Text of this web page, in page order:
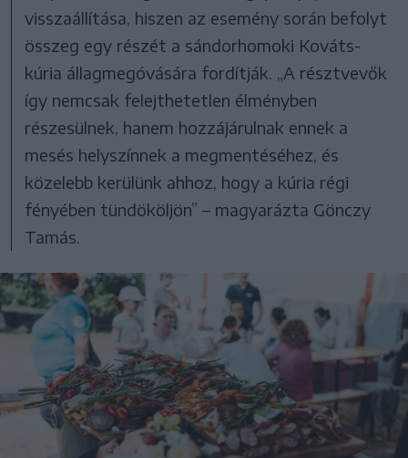
visszaállítása, hiszen az esemény során befolyt
összeg egy részét a sándorhomoki Kováts-
kúria állagmegóvására fordítják. „A résztvevők
így nemcsak felejthetetlen élményben
részesülnek, hanem hozzájárulnak ennek a
mesés helyszínnek a megmentéséhez, és
közelebb kerülünk ahhoz, hogy a kúria régi
fényében tündököljön” – magyarázta Gönczy
Tamás.